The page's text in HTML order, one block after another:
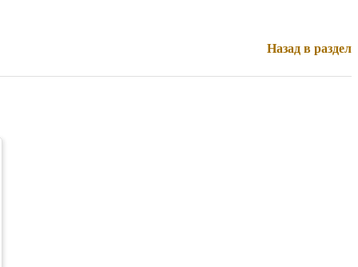
Назад в раздел